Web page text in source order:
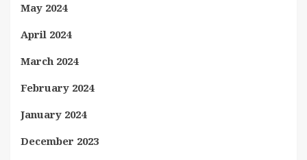
May 2024
April 2024
March 2024
February 2024
January 2024
December 2023